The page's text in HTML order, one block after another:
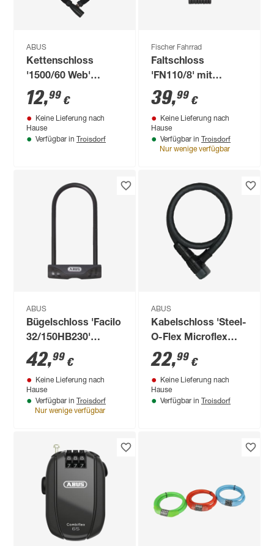
ABUS
Kettenschloss
'1500/60 Web'
schwarz Ø 0,4 x 60
cm
12,99 €
Keine Lieferung nach
Hause
Verfügbar in Troisdorf
Fischer Fahrrad
Faltschloss
'FN110/8' mit
Zahlencode und
Halterung 110 cm
schwarz
39,99 €
Keine Lieferung nach
Hause
Verfügbar in Troisdorf
Nur wenige verfügbar
ABUS
Bügelschloss 'Facilo
32/150HB230'
schwarz 10,9 x 23
cm, mit Halterung
USH32
42,99 €
Keine Lieferung nach
Hause
Verfügbar in Troisdorf
Nur wenige verfügbar
ABUS
Kabelschloss 'Steel-
O-Flex Microflex
6615K' schwarz Ø
1,5 x 85 cm
22,99 €
Keine Lieferung nach
Hause
Verfügbar in Troisdorf